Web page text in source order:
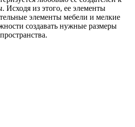
Исходя из этого, ее элементы
элементы мебели и мелкие
создавать нужные размеры